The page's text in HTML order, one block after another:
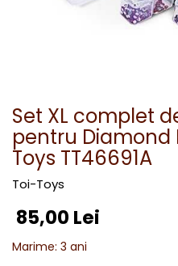
Set XL complet
pentru Diamond
Toys TT46691A
Toi-Toys
85,00 Lei
Marime: 3 ani